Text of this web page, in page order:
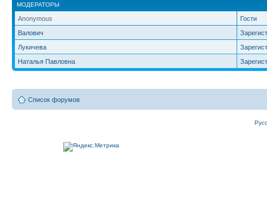
МОДЕРАТОРЫ
Anonymous
Гости
Валович
Лукичева
Наталья Павловна
Список форумов